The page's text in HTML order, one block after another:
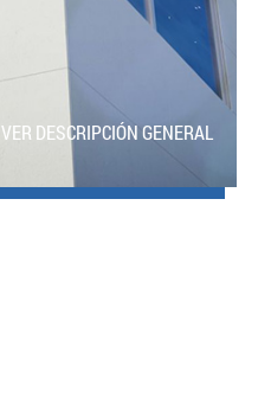
VER DESCRIPCIÓN GENERAL